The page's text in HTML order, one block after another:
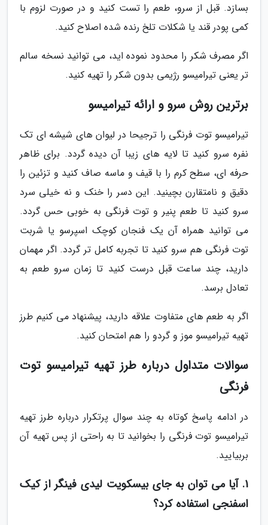
بسازد. قبل از سرو، طعم را تست کنید و در صورت لزوم با
کمی پودر قند یا شکلات تلخ رنده شده اصلاح کنید.
اگر مصرف شکر را محدود نموده اید، می توانید نسخه سالم
تر یعنی تیرامیسو رژیمی بدون شکر را تهیه کنید.
برترین روش سرو و ارائه تیرامیسو
تیرامیسو توت فرنگی را ترجیحا در لیوان های شیشه ای تک
نفره سرو کنید تا لایه های زیبا آن دیده گردد. برای ظاهر
حرفه ای، سطح کرم را با قیف و ماسه صاف کنید و تزئین را
دقیق و نامتقارن بچینید. این دسر را خنک و نه خیلی سرد
سرو کنید تا طعم پنیر و توت فرنگی به خوبی حس گردد.
می توانید همراه آن یک فنجان کوچک اسپرسو یا شربت
توت فرنگی هم سرو کنید تا تجربه کامل تر گردد. اگر مهمان
دارید، چند ساعت قبل درست کنید تا زمان سرو طعم به
تعادل برسد.
اگر به طعم های متفاوت علاقه دارید، پیشنهاد می کنیم طرز
تهیه تیرامیسو موز و گردو را هم امتحان کنید.
سوالات متداول درباره طرز تهیه تیرامیسو توت
فرنگی
در ادامه پاسخ کوتاه به چند سوال پرتکرار درباره طرز تهیه
تیرامیسو توت فرنگی را بخوانید تا به راحتی از پس تهیه آن
بربیایید.
1. آیا می توان به جای بیسکویت لیدی فینگر از کیک
اسفنجی استفاده کرد؟